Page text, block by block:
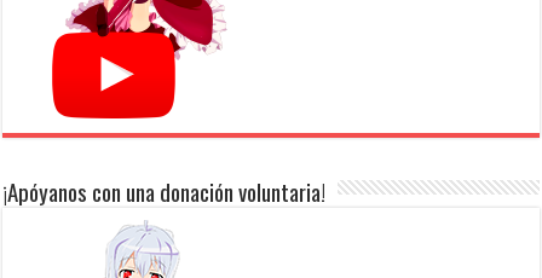
¡Apóyanos con una donación voluntaria!